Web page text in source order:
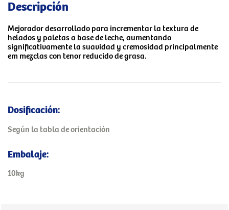
Descripción
Mejorador desarrollado para incrementar la textura de
helados y paletas a base de leche, aumentando
significativamente la suavidad y cremosidad principalmente
em mezclas con tenor reducido de grasa.
Dosificación:
Según la tabla de orientación
Embalaje:
10kg